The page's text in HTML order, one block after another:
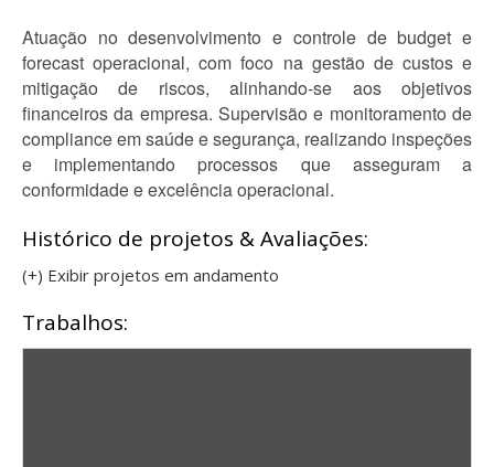
Atuação no desenvolvimento e controle de budget e
forecast operacional, com foco na gestão de custos e
mitigação de riscos, alinhando-se aos objetivos
financeiros da empresa. Supervisão e monitoramento de
compliance em saúde e segurança, realizando inspeções
e implementando processos que asseguram a
conformidade e excelência operacional.
Histórico de projetos & Avaliações:
(+) Exibir projetos em andamento
Trabalhos: